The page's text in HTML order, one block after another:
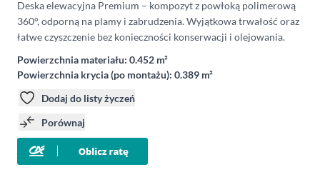
Deska elewacyjna Premium – kompozyt z powłoką polimerową
360°, odporną na plamy i zabrudzenia. Wyjątkowa trwałość oraz
łatwe czyszczenie bez konieczności konserwacji i olejowania.
Powierzchnia materiału: 0.452 m²
Powierzchnia krycia (po montażu): 0.389 m²
Dodaj do listy życzeń
Porównaj